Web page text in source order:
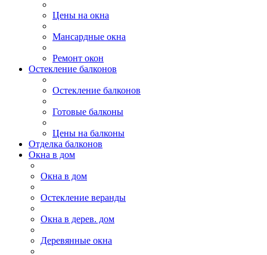
Цены на окна
Мансардные окна
Ремонт окон
Остекление балконов
Остекление балконов
Готовые балконы
Цены на балконы
Отделка балконов
Окна в дом
Окна в дом
Остекление веранды
Окна в дерев. дом
Деревянные окна